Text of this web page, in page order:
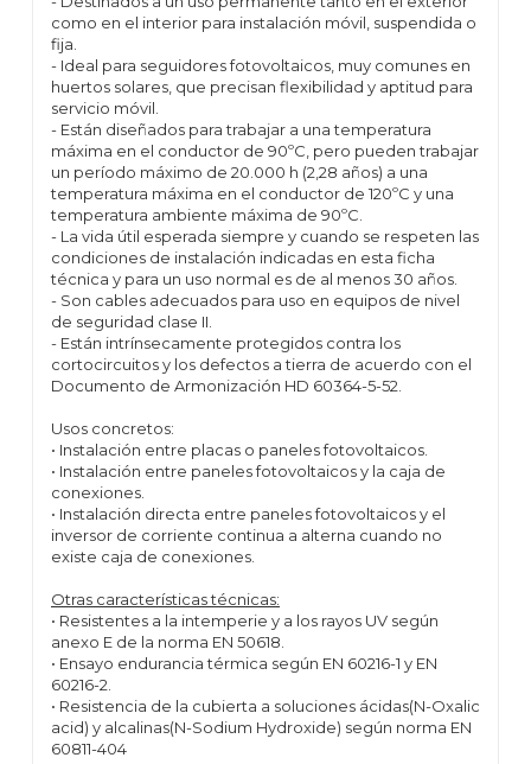
como en el interior para instalación móvil, suspendida o
fija.
- Ideal para seguidores fotovoltaicos, muy comunes en
huertos solares, que precisan flexibilidad y aptitud para
servicio móvil.
- Están diseñados para trabajar a una temperatura
máxima en el conductor de 90ºC, pero pueden trabajar
un período máximo de 20.000 h (2,28 años) a una
temperatura máxima en el conductor de 120ºC y una
temperatura ambiente máxima de 90ºC.
- La vida útil esperada siempre y cuando se respeten las
condiciones de instalación indicadas en esta ficha
técnica y para un uso normal es de al menos 30 años.
- Son cables adecuados para uso en equipos de nivel
de seguridad clase II.
- Están intrínsecamente protegidos contra los
cortocircuitos y los defectos a tierra de acuerdo con el
Documento de Armonización HD 60364-5-52.
Usos concretos:
• Instalación entre placas o paneles fotovoltaicos.
• Instalación entre paneles fotovoltaicos y la caja de
conexiones.
• Instalación directa entre paneles fotovoltaicos y el
inversor de corriente continua a alterna cuando no
existe caja de conexiones.
Otras características técnicas:
• Resistentes a la intemperie y a los rayos UV según
anexo E de la norma EN 50618.
• Ensayo endurancia térmica según EN 60216-1 y EN
60216-2.
• Resistencia de la cubierta a soluciones ácidas(N-Oxalic
acid) y alcalinas(N-Sodium Hydroxide) según norma EN
60811-404